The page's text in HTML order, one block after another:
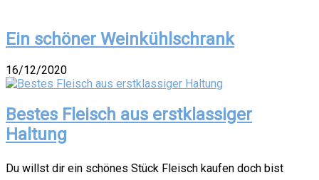
Ein schöner Weinkühlschrank
16/12/2020
Bestes Fleisch aus erstklassiger
Haltung
Du willst dir ein schönes Stück Fleisch kaufen doch bist